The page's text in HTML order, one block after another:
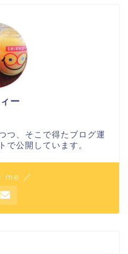
ー
つ、そこで得たブログ運
で公開しています。
me ／